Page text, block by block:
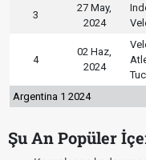
3
27 May,
2024
4
02 Haz,
2024
Argentina 1 2024
Şu An Popüler